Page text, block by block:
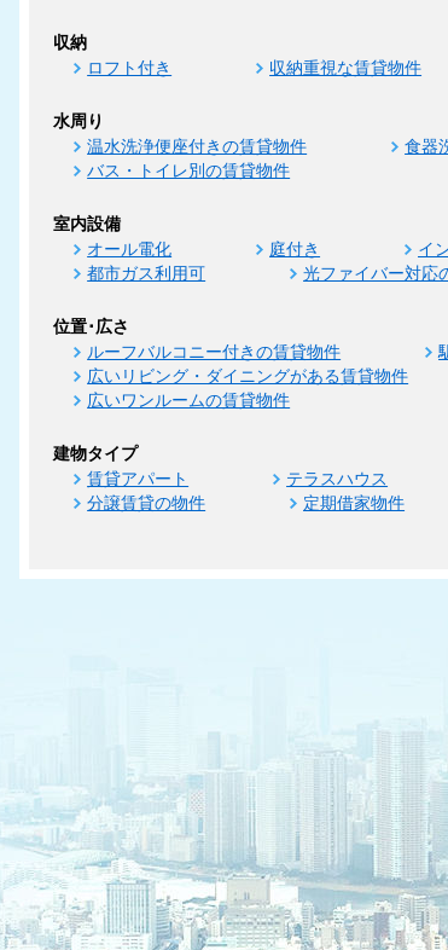
収納
ロフト付き 収納重視な賃貸物件
水周り
温水洗浄便座付きの賃貸物件 食器
バス・トイレ別の賃貸物件
室内設備
オール電化 庭付き イ
都市ガス利用可
光ファイバー対応
位置･広さ
ルーフバルコニー付きの賃貸物件
広いリビング・ダイニングがある賃貸物件
広いワンルームの賃貸物件
建物タイプ
賃貸アパート テラスハウス
分譲賃貸の物件
定期借家物件